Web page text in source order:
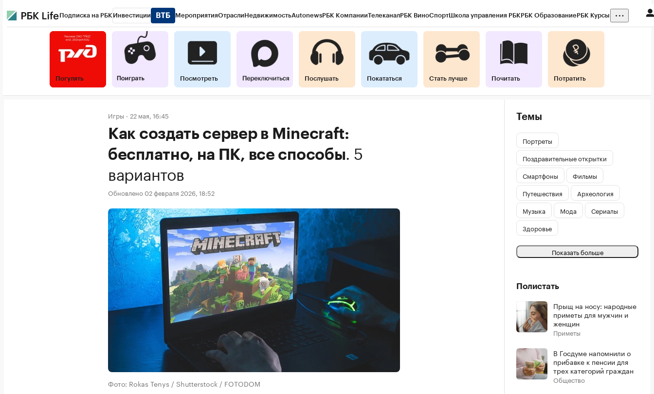
Подписка на РБК Инвестиции МероприятияОтраслиНедвижимостьAutonewsРБК КомпанииТелеканалРБК ВиноСпортШкола управления РБКРБК ОбразованиеРБК Курсы
Погулять Посмотреть Послушать Покататься Стать лучше Почитать Потратить
Игры 22 мая, 16:45
Как создать сервер в Minecraft:
бесплатно, на ПК, все способы. 5
вариантов
Обновлено 02 февраля 2026, 18:52
Фото: Rokas Tenys / Shutterstock / FOTODOM
Темы
Портреты
Поздравительные открытки
Смартфоны
Фильмы
Путешествия
Археология
Музыка
Мода
Сериалы
Здоровье
Показать больше
Полистать
Прыщ на носу: народные
приметы для мужчин и
женщин
Приметы
В Госдуме напомнили о
прибавке к пенсии для
трех категорий граждан
Общество